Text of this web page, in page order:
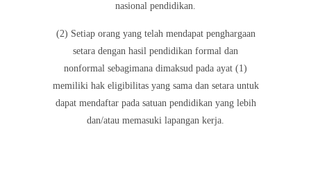
nasional pendidikan.
(2) Setiap orang yang telah mendapat penghargaan
setara dengan hasil pendidikan formal dan
nonformal sebagimana dimaksud pada ayat (1)
memiliki hak eligibilitas yang sama dan setara untuk
dapat mendaftar pada satuan pendidikan yang lebih
dan/atau memasuki lapangan kerja.